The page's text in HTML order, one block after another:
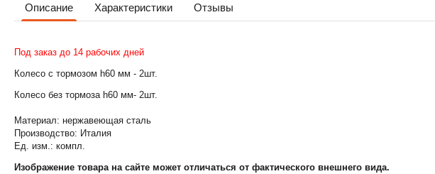
Описание Характеристики Отзывы
Под заказ до 14 рабочих дней
Колесо с тормозом h60 мм - 2шт.
Колесо без тормоза h60 мм- 2шт.
Материал: нержавеющая сталь
Производство: Италия
Ед. изм.: компл.
Изображение товара на сайте может отличаться от фактического внешнего вида.